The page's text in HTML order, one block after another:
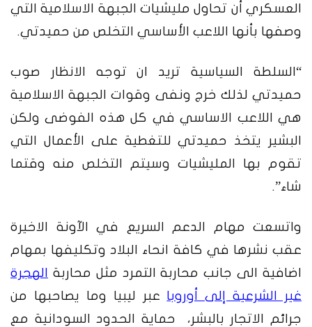
العسكري أن تحاول مليشيات الجبهة الاسلامية التي
وصفها بأنها اللاعب الأساسي التخلص من حميدتي.
“السلطة السياسية تريد ان توجه الانظار صوب
حميدتي لذلك خرج ونفى وقوات الجبهة الاسلامية
هي اللاعب الاساسي في كل هذه الفوضى ولكن
البشير يتخذ حميدتي للتغطية على الأعمال التي
تقوم بها المليشيات وسيتم التخلص منه وقتما
شاء”.
واتسعت مهام الدعم السريع في الآونة الاخيرة
عقب نشرها في كافة انحاء البلاد وتكليفها بمهام
اضافية الى جانب محاربة التمرد مثل محاربة
الهجرة
غير الشرعية إلى أوروبا عبر ليبيا وما يصاحبها من
جرائم الاتجار بالبشر، حماية الحدود السودانية مع